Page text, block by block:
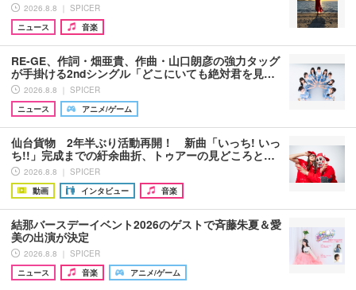
2026.8.8 ｜ SPICER
ニュース
音楽
RE-GE、作詞・畑亜貴、作曲・山口朗彦の強力タッグ
が手掛ける2ndシングル「どこにいても絶対君を見…
2026.8.8 ｜ SPICER
ニュース
アニメ/ゲーム
仙台貨物 2年半ぶり活動再開！ 新曲「いっち! いっ
ち!!」完成までの紆余曲折、トゥアーの見どころと…
2026.8.8 ｜ SPICER
動画
インタビュー 音楽
結那バースデーイベント2026のゲストで斉藤朱夏＆愛
美の出演が決定
2026.8.8 ｜ SPICER
ニュース
音楽 アニメ/ゲーム